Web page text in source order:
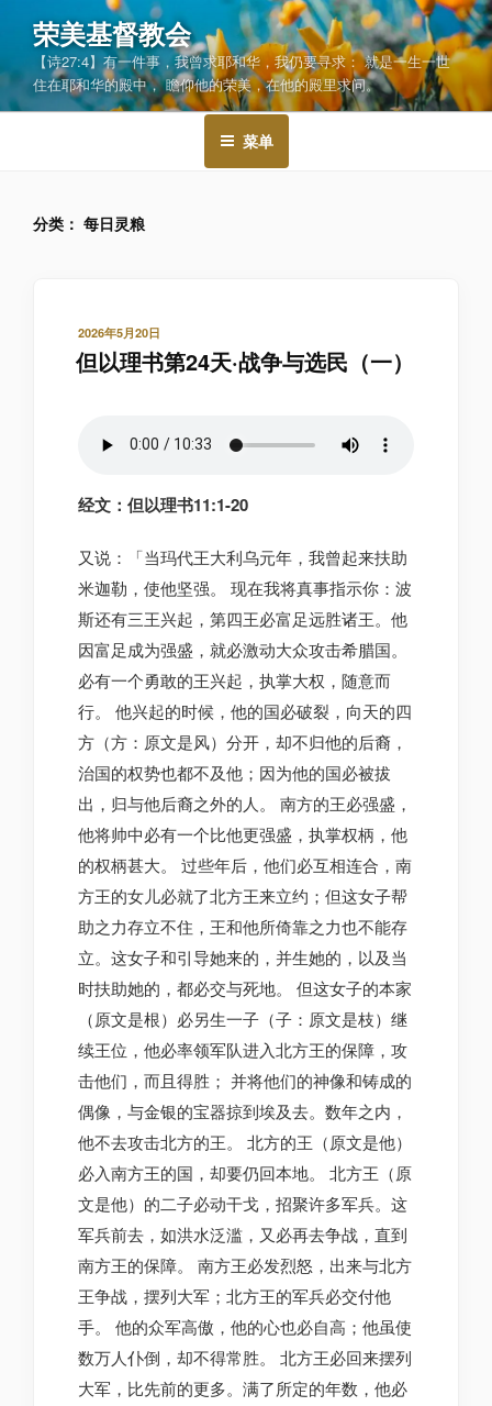
荣美基督教会
【诗27:4】有一件事，我曾求耶和华，我仍要寻求： 就是一生一世
住在耶和华的殿中， 瞻仰他的荣美，在他的殿里求问。
菜单
分类： 每日灵粮
发
布
于
2026年5月20日
但以理书第24天·战争与选民（一）
经文：但以理书11:1-20
又说：「当玛代王大利乌元年，我曾起来扶助
米迦勒，使他坚强。 现在我将真事指示你：波
斯还有三王兴起，第四王必富足远胜诸王。他
因富足成为强盛，就必激动大众攻击希腊国。
必有一个勇敢的王兴起，执掌大权，随意而
行。 他兴起的时候，他的国必破裂，向天的四
方（方：原文是风）分开，却不归他的后裔，
治国的权势也都不及他；因为他的国必被拔
出，归与他后裔之外的人。 南方的王必强盛，
他将帅中必有一个比他更强盛，执掌权柄，他
的权柄甚大。 过些年后，他们必互相连合，南
方王的女儿必就了北方王来立约；但这女子帮
助之力存立不住，王和他所倚靠之力也不能存
立。这女子和引导她来的，并生她的，以及当
时扶助她的，都必交与死地。 但这女子的本家
（原文是根）必另生一子（子：原文是枝）继
续王位，他必率领军队进入北方王的保障，攻
击他们，而且得胜； 并将他们的神像和铸成的
偶像，与金银的宝器掠到埃及去。数年之内，
他不去攻击北方的王。 北方的王（原文是他）
必入南方王的国，却要仍回本地。 北方王（原
文是他）的二子必动干戈，招聚许多军兵。这
军兵前去，如洪水泛滥，又必再去争战，直到
南方王的保障。 南方王必发烈怒，出来与北方
王争战，摆列大军；北方王的军兵必交付他
手。 他的众军高傲，他的心也必自高；他虽使
数万人仆倒，却不得常胜。 北方王必回来摆列
大军，比先前的更多。满了所定的年数，他必